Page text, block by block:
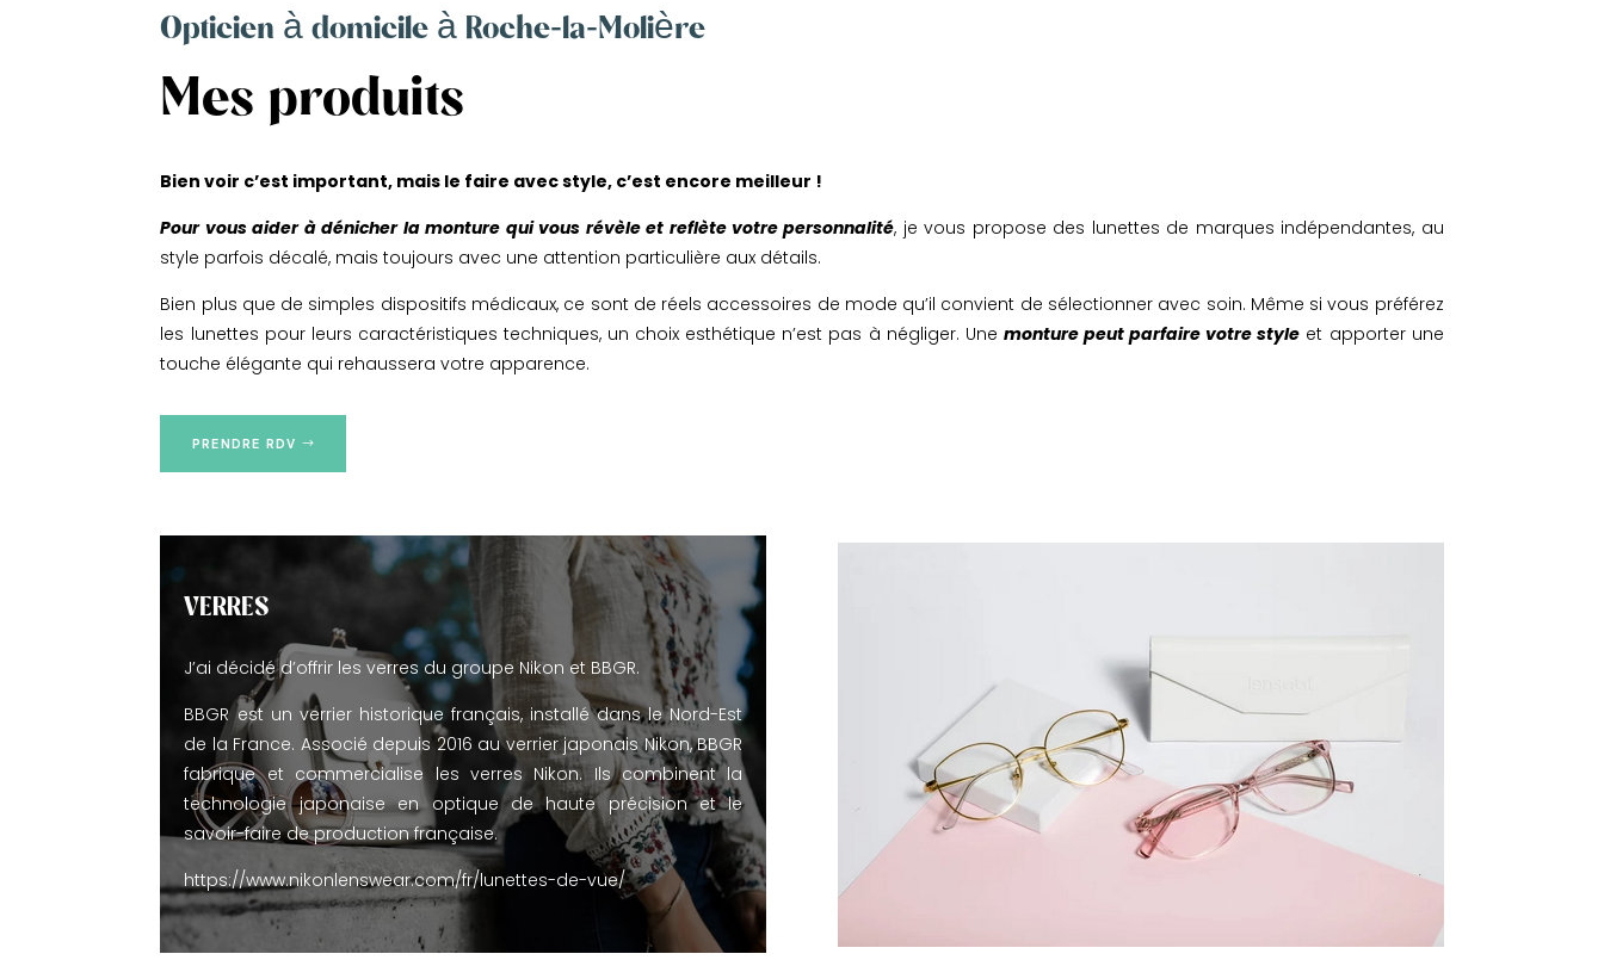
Opticien à domicile à Roche-la-Molière
Mes produits
Bien voir c’est important, mais le faire avec style, c’est encore meilleur !
Pour vous aider à dénicher la monture qui vous révèle et reflète votre personnalité, je vous propose des lunettes de marques indépendantes, au
style parfois décalé, mais toujours avec une attention particulière aux détails.
Bien plus que de simples dispositifs médicaux, ce sont de réels accessoires de mode qu’il convient de sélectionner avec soin. Même si vous préférez
les lunettes pour leurs caractéristiques techniques, un choix esthétique n’est pas à négliger. Une monture peut parfaire votre style et apporter une
touche élégante qui rehaussera votre apparence.
PRENDRE RDV
VERRES
J’ai décidé d’offrir les verres du groupe Nikon et BBGR.
BBGR est un verrier historique français, installé dans le Nord-Est
de la France. Associé depuis 2016 au verrier japonais Nikon, BBGR
fabrique et commercialise les verres Nikon. Ils combinent la
technologie japonaise en optique de haute précision et le
savoir-faire de production française.
https://www.nikonlenswear.com/fr/lunettes-de-vue/